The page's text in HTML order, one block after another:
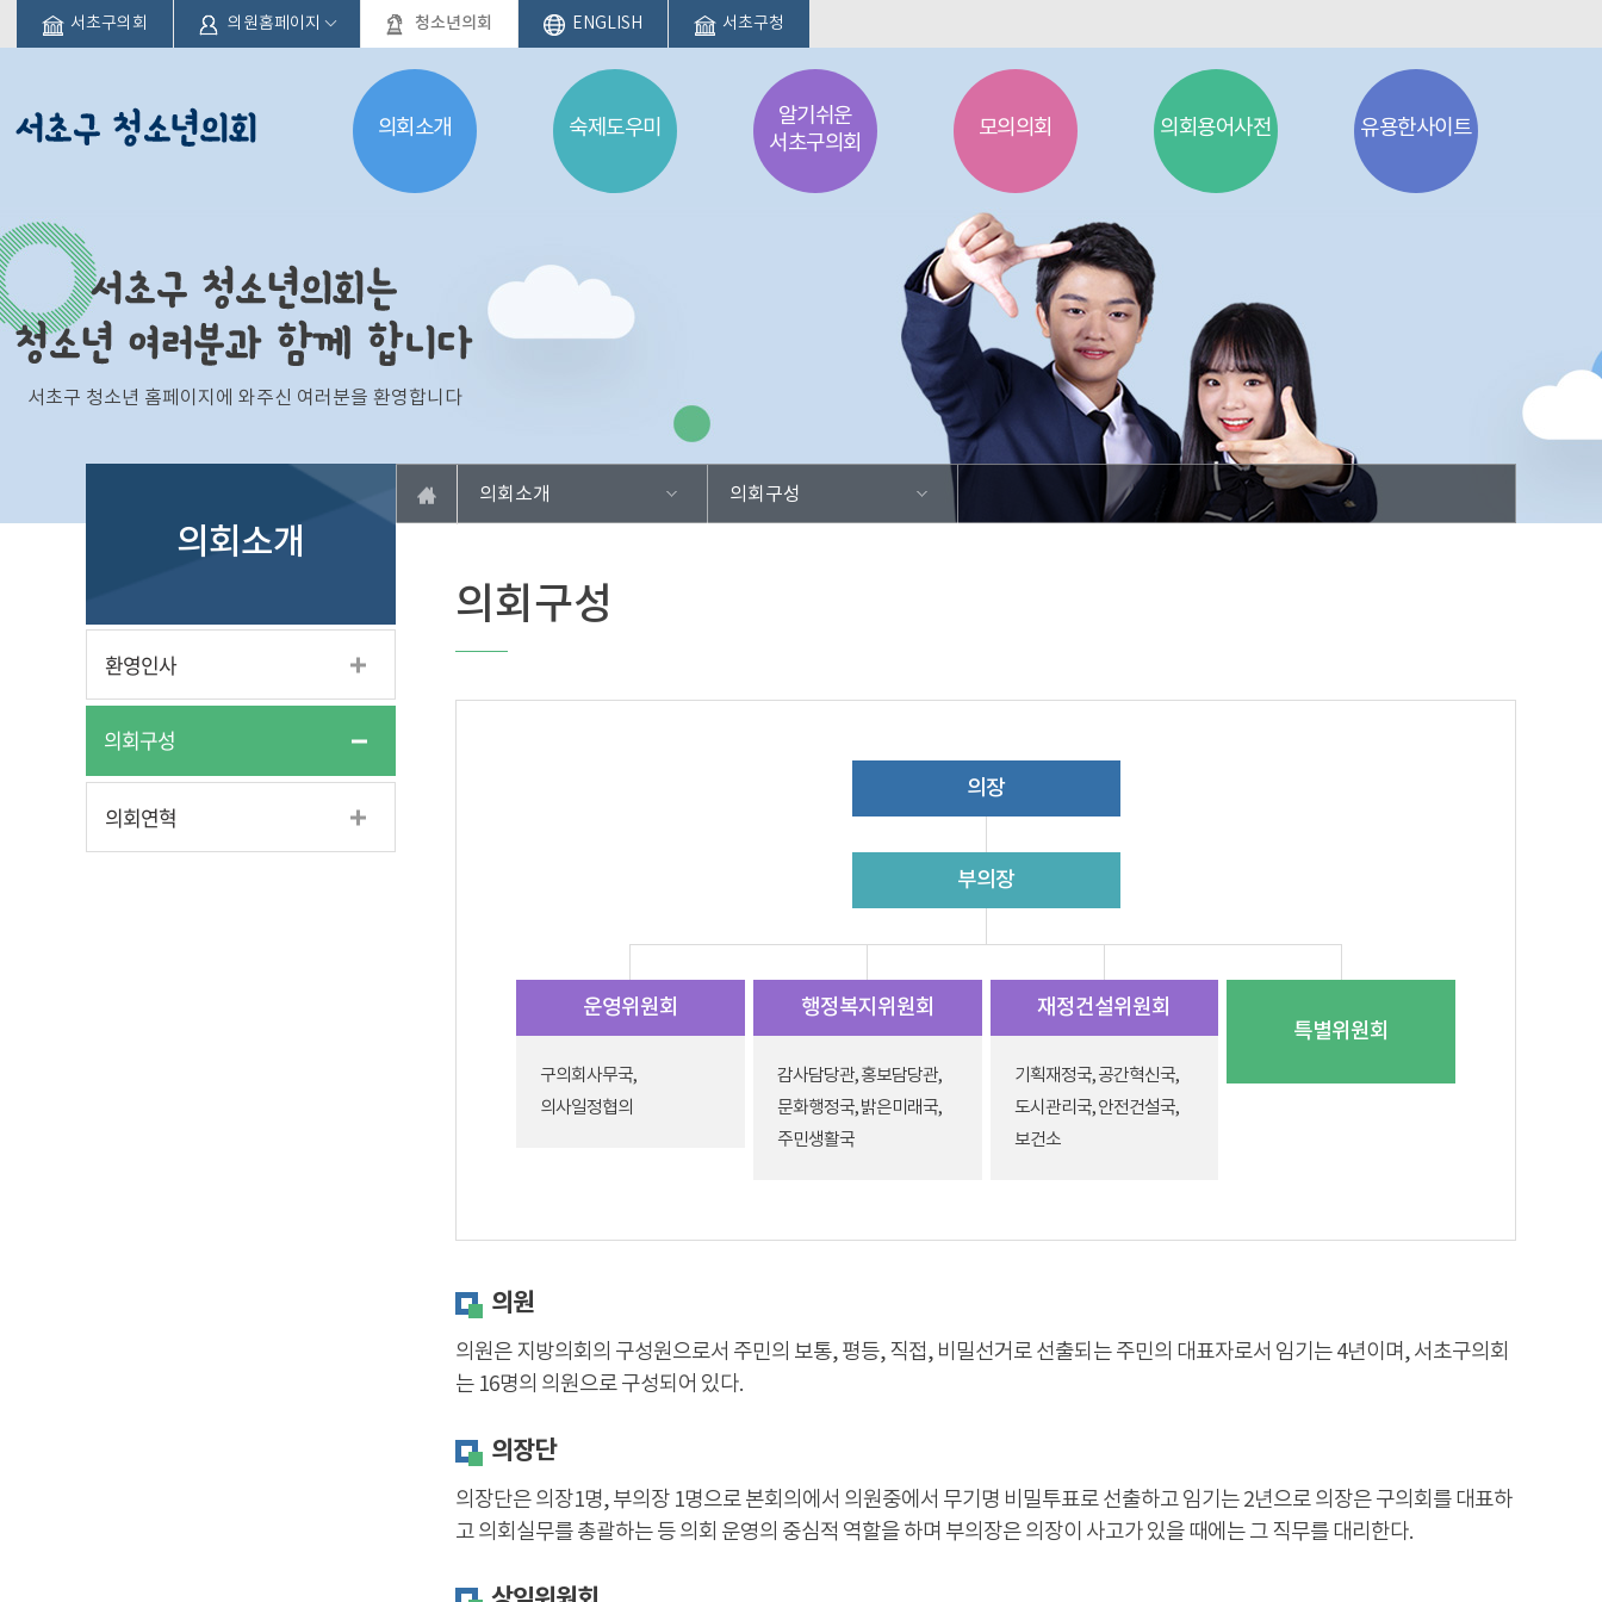
본문바로가기서초구의회 의원홈페이지 청소년의회 ENGLISH 서초구청
의회소개 숙제도우미
알기쉬운
서초구의회
모의의회 의회용어사전 유용한사이트
서초구 청소년 홈페이지에 와주신 여러분을 환영합니다
의회소개
환영인사
의회구성
의회연혁
의회소개 의회구성
의회구성
의장
부의장
운영위원회
구의회사무국,
의사일정협의
행정복지 위원회
감사담당관, 홍보담당관,
문화행정국, 밝은미래국,
주민생활국
재정건설위원회
기획재정국, 공간혁신국,
도시관리국, 안전건설국,
보건소
특별위원회
의원
의원은 지방의회의 구성원으로서 주민의 보통, 평등, 직접, 비밀선거로 선출되는 주민의 대표자로서 임기는 4년이며, 서초구의회
는 16명의 의원으로 구성되어 있다.
의장단
의장단은 의장1명, 부의장 1명으로 본회의에서 의원중에서 무기명 비밀투표로 선출하고 임기는 2년으로 의장은 구의회를 대표하
고 의회실무를 총괄하는 등 의회 운영의 중심적 역할을 하며 부의장은 의장이 사고가 있을 때에는 그 직무를 대리한다.